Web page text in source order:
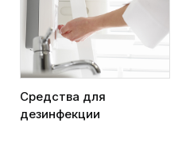
Средства для
дезинфекции